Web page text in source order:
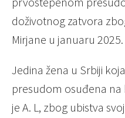
doživotnog zatvora
Mirjane u januaru
Jedina žena u Srbiji
presudom osuđena
je A. L, zbog ubistva